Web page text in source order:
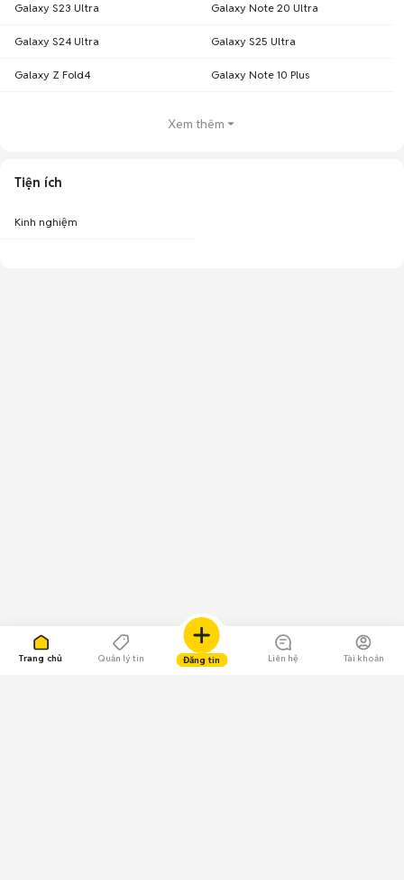
Trang chủ Quản lý tin Đăng tin Liên hệ Tài khoản
Galaxy S23 Ultra Galaxy Note 20 Ultra
Galaxy S24 Ultra Galaxy S25 Ultra
Galaxy Z Fold4 Galaxy Note 10 Plus
Xem thêm
Tiện ích
Kinh nghiệm